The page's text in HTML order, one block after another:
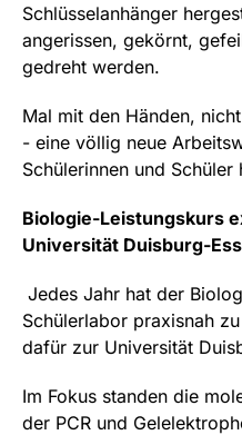
Schlüsselanhänger
angerissen, gekörnt,
gedreht werden.
Mal mit den Händen,
- eine völlig neue
Schülerinnen und Schüler
Biologie-Leistungskurs
Universität Duisburg-
Jedes Jahr hat der
Schülerlabor praxisnah
dafür zur Universität
Im Fokus standen die
der PCR und